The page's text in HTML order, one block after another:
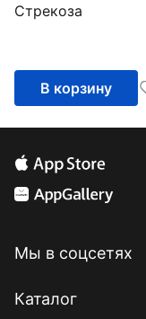
Раскраска с
Стрекоза
В корзину
Мы в соцсетях
Каталог